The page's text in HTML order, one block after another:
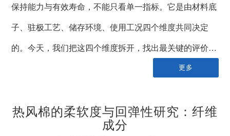
保持能力与有效寿命，不能只看单一指标。它是由材料底
子、驻极工艺、储存环境、使用工况四个维度共同决定
的。今天，我们把这四个维度拆开，找出最关键的评价…
更多
热风棉的柔软度与回弹性研究：纤维
成分